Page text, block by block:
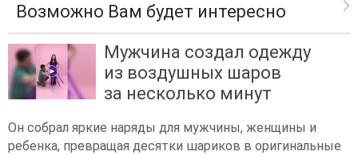
Возможно Вам будет интересно
Мужчина создал одежду
из воздушных шаров
за несколько минут
Он собрал яркие наряды для мужчины, женщины и
ребенка, превращая десятки шариков в оригинальные